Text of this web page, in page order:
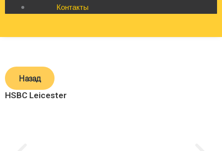
Контакты
Назад
HSBC Leicester